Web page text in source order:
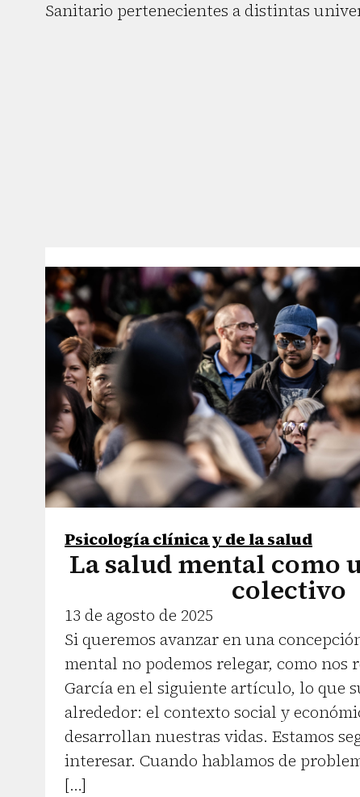
Sanitario pertenecientes a distintas
Psicología clínica y de la salud
La salud mental como
colectivo
13 de agosto de 2025
Si queremos avanzar en una
mental no podemos relegar, como nos
García en el siguiente artículo, lo que
alrededor: el contexto social y
desarrollan nuestras vidas. Estamos
interesar. Cuando hablamos de
[…]